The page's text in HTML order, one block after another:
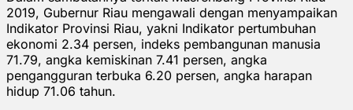
2019, Gubernur Riau mengawali dengan menyampaikan
Indikator Provinsi Riau, yakni Indikator pertumbuhan
ekonomi 2.34 persen, indeks pembangunan manusia
71.79, angka kemiskinan 7.41 persen, angka
pengangguran terbuka 6.20 persen, angka harapan
hidup 71.06 tahun.